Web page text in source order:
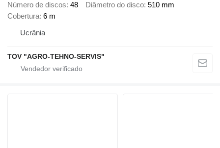
Número de discos 48 Diâmetro do disco 510 mm
Cobertura 6 m
Ucrânia
TOV "AGRO-TEHNO-SERVIS"